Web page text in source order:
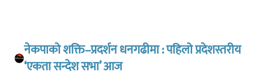
नेकपाको शक्ति–प्रदर्शन धनगढीमा : पहिलो प्रदेशस्तरीय
‘एकता सन्देश सभा’ आज